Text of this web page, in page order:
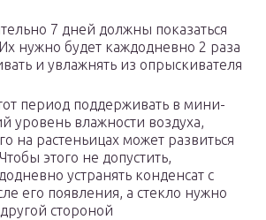
7 дней должны показаться
нужно будет каждодневно 2 раза
и увлажнять из опрыскивателя
период поддерживать в мини-
уровень влажности воздуха,
на растеньицах может развиться
этого не допустить,
устранять конденсат с
его появления, а стекло нужно
стороной